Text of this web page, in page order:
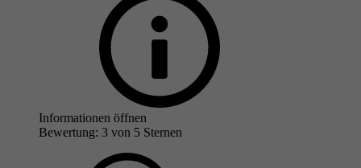
Informationen öffnen
Bewertung: 3 von 5 Sternen